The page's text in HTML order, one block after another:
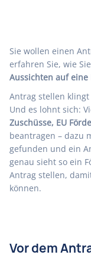
Sie wollen einen
erfahren Sie, wie
Aussichten auf
Antrag stellen
Und es lohnt sich:
Zuschüsse, EU
beantragen – dazu
gefunden und ein
genau sieht so ein
Antrag stellen,
können.
Vor dem